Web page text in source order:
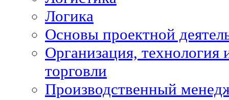
Логика
Основы проектной
Организация, технология
торговли
Производственный